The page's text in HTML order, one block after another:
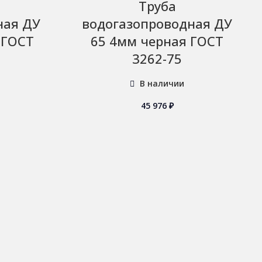
ДУ
Труба
водогазопроводная ДУ
65 4мм черная ГОСТ
3262-75
В наличии
45 976 ₽